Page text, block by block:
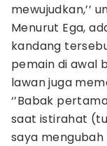
mewujudkan,’’
Menurut Ega,
kandang
pemain di awal
lawan juga
‘’Babak
saat istirahat
saya